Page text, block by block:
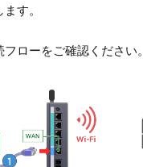
す。
ローをご確認ください。